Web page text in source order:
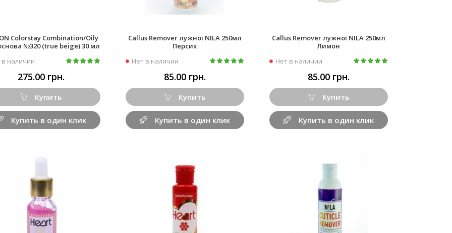
Colorstay Combination/Oily
№320 (true beige) 30 мл
в наличии
275.00 грн.
Купить
Купить в один клик
Callus Remover лужної NILA 250мл
Персик
Нет в наличии
85.00 грн.
Купить
Купить в один клик
Callus Remover лужної NILA 250мл
Лимон
Нет в наличии
85.00 грн.
Купить
Купить в один клик